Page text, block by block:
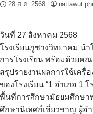
28 ส.ค. 2568 nattawut
วันที่​ 27​ สิงหาคม​ 2568​
โรงเรียน​ภูซาง​วิทยาคม​ น
การ​โรงเรียน​ พร้อมด้วย​ค
สรุปรายงานผลการใช้เค
ของโรงเรียน “1 อำเภอ 1
พื้นที่​การศึกษา​มัธยมศึกษา​
ศึกษา​นิเทศ​ก์​เชี่ยวชาญ​ ผู้​อ